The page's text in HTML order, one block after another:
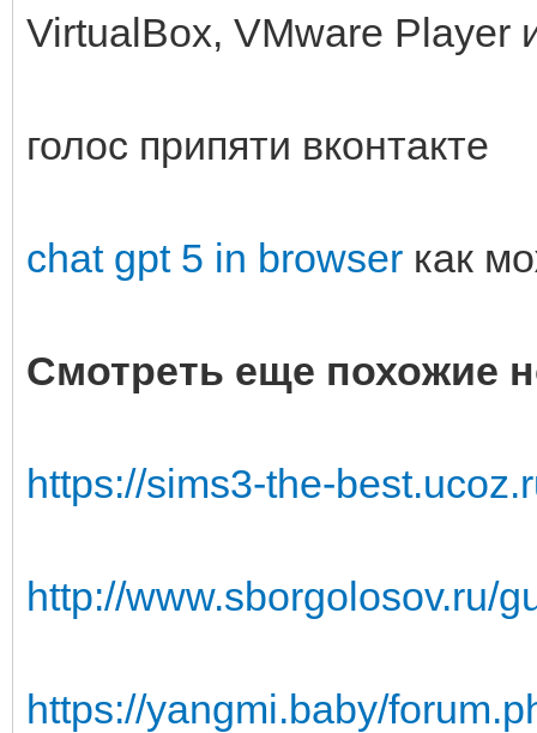
VirtualBox, VMware Player
голос припяти вконтакте
chat gpt 5 in browser как
Смотреть еще похожие
https://sims3-the-
http://www.sborgolosov.ru/
https://yangmi.baby/